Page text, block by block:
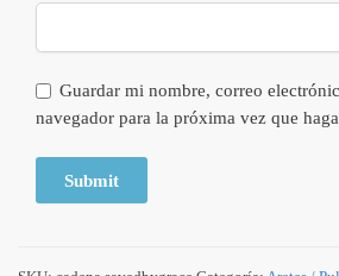
Guardar mi nombre, correo
navegador para la próxima vez que